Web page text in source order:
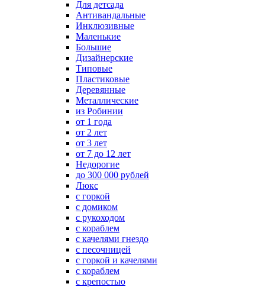
Для детсада
Антивандальные
Инклюзивные
Маленькие
Большие
Дизайнерские
Типовые
Пластиковые
Деревянные
Металлические
из Робинии
от 1 года
от 2 лет
от 3 лет
от 7 до 12 лет
Недорогие
до 300 000 рублей
Люкс
с горкой
с домиком
с рукоходом
с кораблем
с качелями гнездо
с песочницей
с горкой и качелями
с кораблем
с крепостью